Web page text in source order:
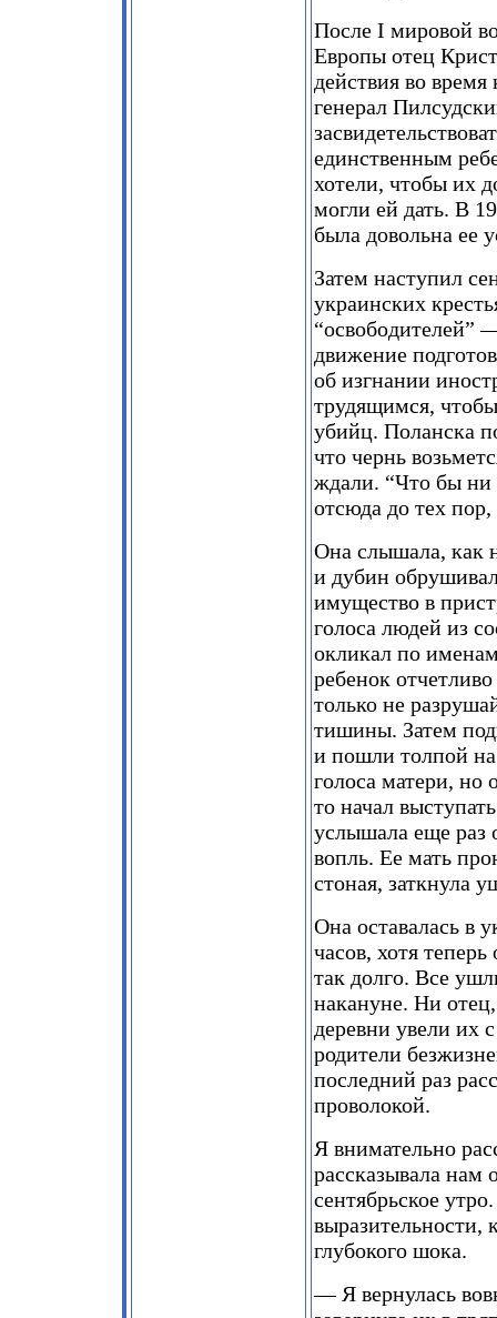
После I мировой
Европы отец
действия во
генерал
единственным
хотели, чтобы их
могли ей дать. В
была довольна ее
Затем наступил
украинских
“освободителей”
движение
об изгнании
трудящимся, чтобы
убийц. Поланска
что чернь
ждали. “Что бы ни
отсюда до тех
Она слышала, как
и дубин
имущество в
голоса людей из
окликал по
ребенок
только не
тишины. Затем
и пошли толпой
голоса матери, но
то начал
услышала еще раз
вопль. Ее мать
стоная, заткнула
Она оставалась в
часов, хотя
так долго. Все
накануне. Ни
деревни увели их
родители
последний раз
проволокой.
Я внимательно
рассказывала нам
сентябрьское
выразительности,
глубокого шока.
— Я вернулась